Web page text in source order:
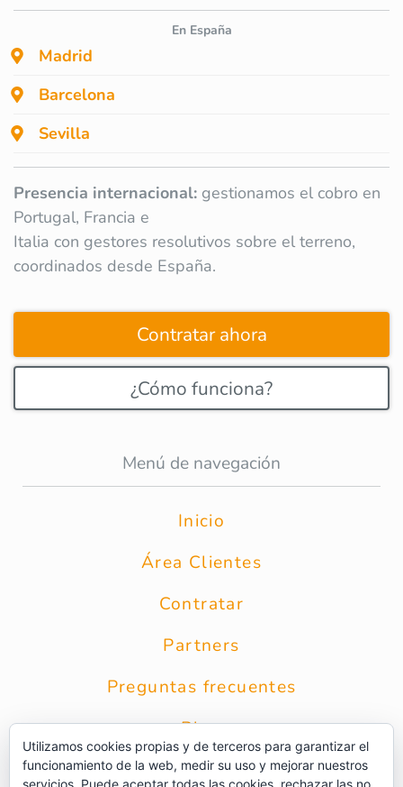
En España
Madrid
Barcelona
Sevilla
Presencia internacional: gestionamos el cobro en
Portugal, Francia e
Italia con gestores resolutivos sobre el terreno,
coordinados desde España.
Contratar ahora
¿Cómo funciona?
Menú de navegación
Inicio
Área Clientes
Contratar
Partners
Preguntas frecuentes
Blog
Contacto
Utilizamos cookies propias y de terceros para garantizar el
funcionamiento de la web, medir su uso y mejorar nuestros
servicios. Puede aceptar todas las cookies, rechazar las no